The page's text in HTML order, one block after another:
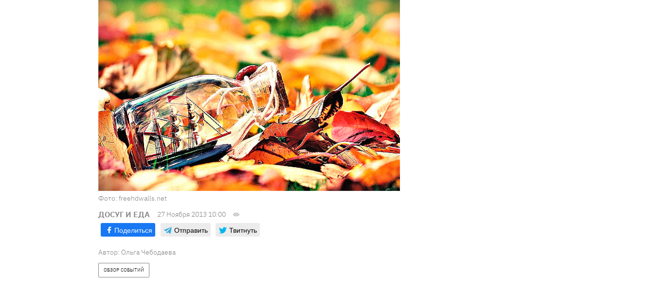
Фото: freehdwalls.net
ДОСУГ И ЕДА 27 Ноября 2013 10:00
Поделиться Отправить Твитнуть
Автор: Ольга Чебодаева
ОБЗОР СОБЫТИЙ